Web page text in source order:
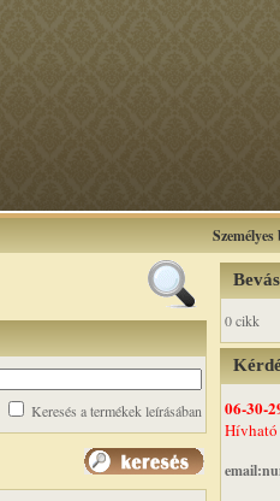
Keresés a termékek leírásában
0 cikk
06-30-
Hívható